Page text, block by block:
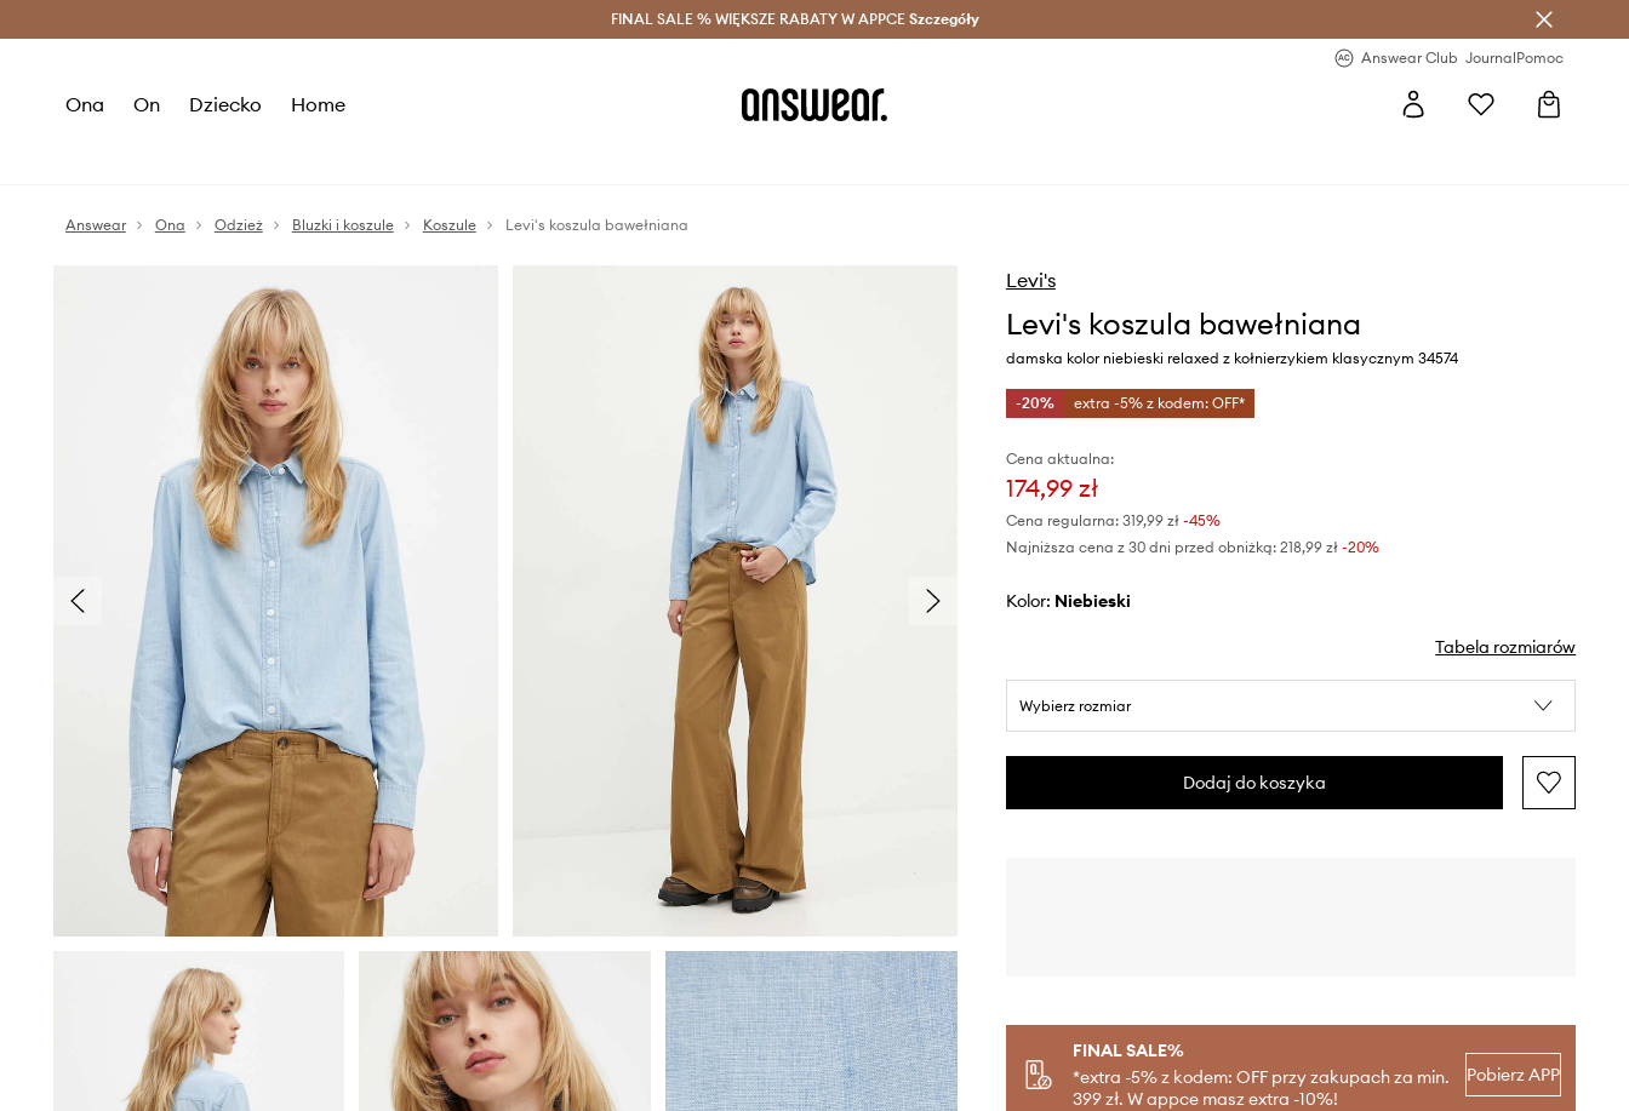
Oszczędzaj z Answear Club > Dostawa nawet w 24h >
FINAL SALE % WIĘKSZE RABATY W APPCE Szczegóły
Answear Club JournalPomoc
Ona On Dziecko Home
Answear Ona Odzież Bluzki i koszule Koszule Levi's koszula bawełniana
Levi's
Levi's koszula bawełniana
damska kolor niebieski relaxed z kołnierzykiem klasycznym 34574
-20% extra -5% z kodem: OFF*
Cena aktualna:
174,99 zł
Cena regularna: 319,99 zł-45%
Najniższa cena z 30 dni przed obniżką: 218,99 zł -20%
Kolor: niebieski
Tabela rozmiarów
Wybierz rozmiar
Dodaj do koszyka
FINAL SALE%
*extra -5% z kodem: OFF przy zakupach za min.
399 zł. W appce masz extra -10%!
Pobierz APP